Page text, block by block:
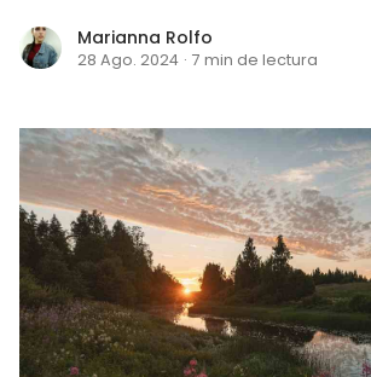
Marianna Rolfo
28 Ago. 2024 · 7 min de lectura